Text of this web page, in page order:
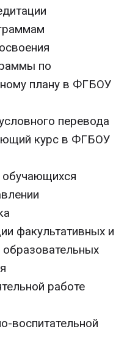
по
плану в ФГБОУ
перевода
курс в ФГБОУ
обучающихся
факультативных и
работе
воспитательной